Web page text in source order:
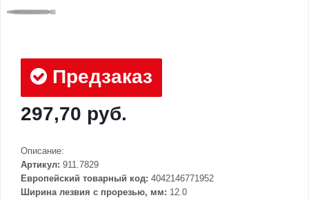
Предзаказ
297,70 руб.
Описание:
Артикул: 911.7829
Европейский товарный код: 4042146771952
Ширина лезвия с прорезью, мм: 12.0